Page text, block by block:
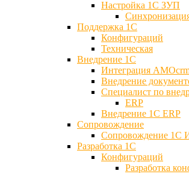
Настройка 1С ЗУП
Поддержка 1С
Конфигураций
Техническая
Внедрение 1С
Интеграция
Внедрение
Специалист по
ERP
Внедрение 1С ERP
Cопровождение
Cопровождение 1С
Разработка 1C
Конфигураций
Разработка